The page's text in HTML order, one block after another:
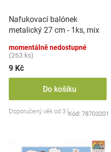
Hračkářství
ůo
d
u
k
ů
Nafukovací balónek
metalický 27 cm - 1ks, mix
momentálně nedostupné
(263 ks)
9 Kč
Do košíku
Doporučený věk od 3 letKód: 78703201